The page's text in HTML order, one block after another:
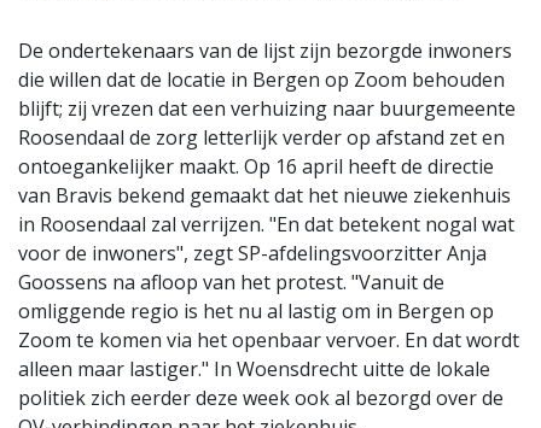
De ondertekenaars van de lijst zijn bezorgde inwoners
die willen dat de locatie in Bergen op Zoom behouden
blijft; zij vrezen dat een verhuizing naar buurgemeente
Roosendaal de zorg letterlijk verder op afstand zet en
ontoegankelijker maakt. Op 16 april heeft de directie
van Bravis bekend gemaakt dat het nieuwe ziekenhuis
in Roosendaal zal verrijzen. "En dat betekent nogal wat
voor de inwoners", zegt SP-afdelingsvoorzitter Anja
Goossens na afloop van het protest. "Vanuit de
omliggende regio is het nu al lastig om in Bergen op
Zoom te komen via het openbaar vervoer. En dat wordt
alleen maar lastiger." In Woensdrecht uitte de lokale
politiek zich eerder deze week ook al bezorgd over de